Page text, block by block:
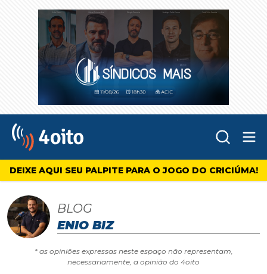
4oito
DEIXE AQUI SEU PALPITE PARA O JOGO DO CRICIÚMA!
BLOG
ENIO BIZ
* as opiniões expressas neste espaço não representam,
necessariamente, a opinião do 4oito